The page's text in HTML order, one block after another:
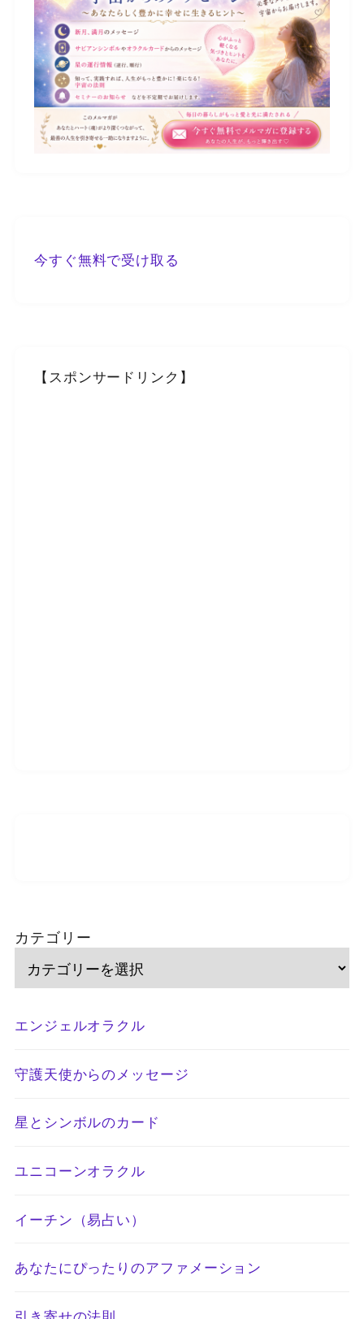
今すぐ無料で受け取る
【スポンサードリンク】
カテゴリー
エンジェルオラクル
守護天使からのメッセージ
星とシンボルのカード
ユニコーンオラクル
イーチン（易占い）
あなたにぴったりのアファメーション